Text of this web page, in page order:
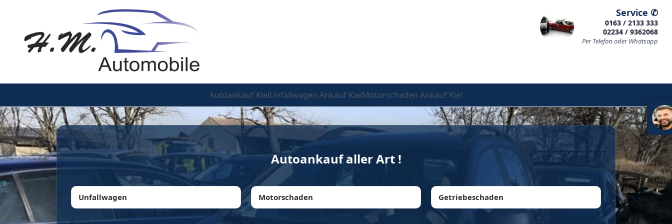
Service ✆
0163 / 2133 333
02234 / 9362068
Per Telefon oder Whatsapp
Autoankauf KielUnfallwagen Ankauf KielMotorschaden Ankauf Kiel
Autoankauf aller Art !
Unfallwagen
,
Motorschaden
,
Getriebeschaden